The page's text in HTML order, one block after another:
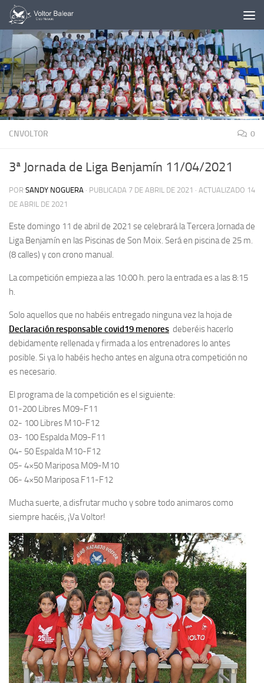
Saltar al contenido
CNVOLTOR 0
3ª Jornada de Liga Benjamín 11/04/2021
POR SANDY NOGUERA · PUBLICADA 7 DE ABRIL DE 2021 · ACTUALIZADO 14
DE ABRIL DE 2021
Este domingo 11 de abril de 2021 se celebrará la Tercera Jornada de
Liga Benjamín en las Piscinas de Son Moix. Será en piscina de 25 m.
(8 calles) y con crono manual.
La competición empieza a las 10:00 h. pero la entrada es a las 8:15
h.
Solo aquellos que no habéis entregado ninguna vez la hoja de
Declaración responsable covid19 menores deberéis hacerlo
debidamente rellenada y firmada a los entrenadores lo antes
posible. Si ya lo habéis hecho antes en alguna otra competición no
es necesario.
El programa de la competición es el siguiente:
01-200 Libres M09-F11
02- 100 Libres M10-F12
03- 100 Espalda M09-F11
04- 50 Espalda M10-F12
05- 4×50 Mariposa M09-M10
06- 4×50 Mariposa F11-F12
Mucha suerte, a disfrutar mucho y sobre todo animaros como
siempre hacéis, ¡Va Voltor!